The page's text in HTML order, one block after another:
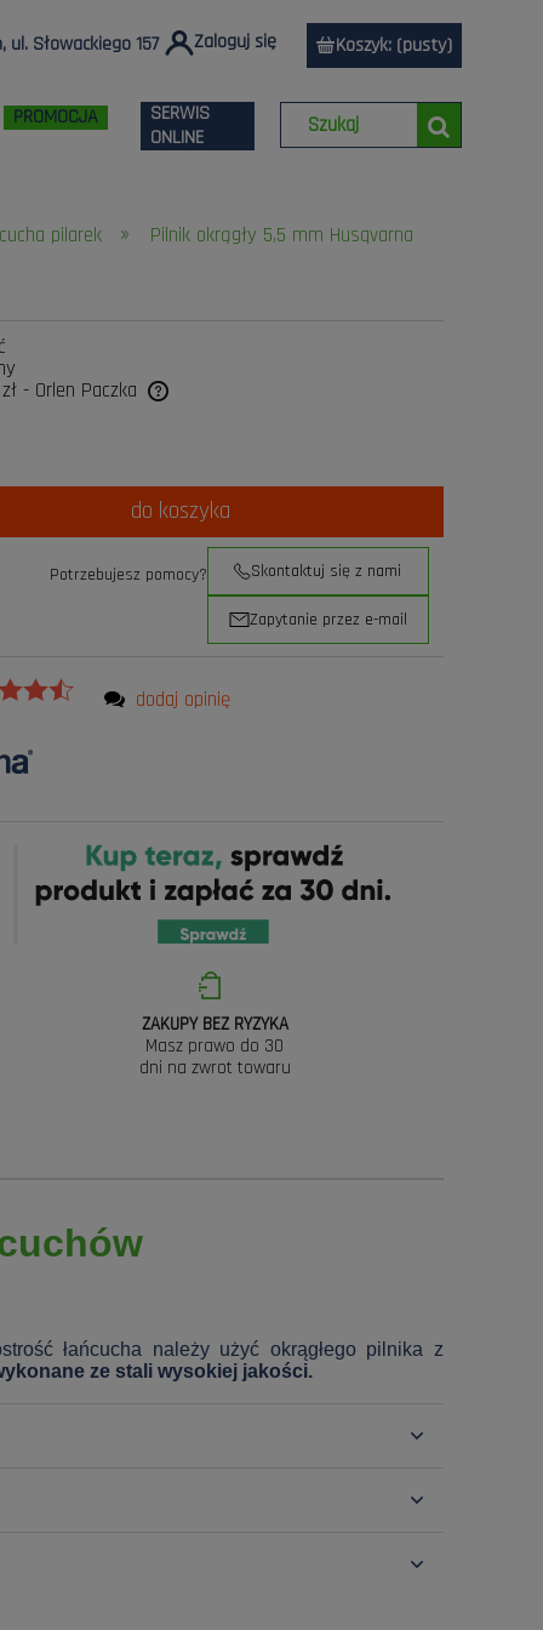
ul. Słowackiego 157 Zaloguj się Koszyk: (pusty)
PROMOCJA
SERWIS
ONLINE
pilarek » Pilnik okrągły 5,5 mm Husqvarna
- Orlen Paczka
kosztów
do koszyka
Potrzebujesz pomocy? Skontaktuj się z nami
Zapytanie przez e-mail
dodaj opinię
ZAKUPY BEZ RYZYKA
Masz prawo do 30
dni na zwrot towaru
łańcucha należy użyć okrągłego pilnika z
ze stali wysokiej jakości.